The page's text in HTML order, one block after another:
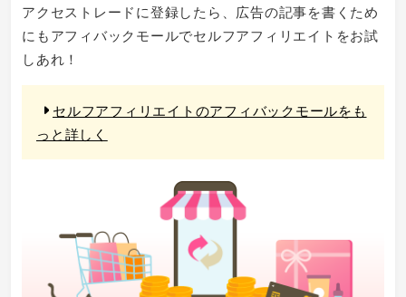
アクセストレードに登録したら、広告の記事を書くため
にもアフィバックモールでセルフアフィリエイトをお試
しあれ！
セルフアフィリエイトのアフィバックモールをも
っと詳しく